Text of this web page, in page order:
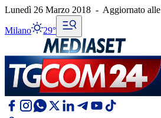
Lunedì 26 Marzo 2018 - Aggiornato alle
Milano 29°